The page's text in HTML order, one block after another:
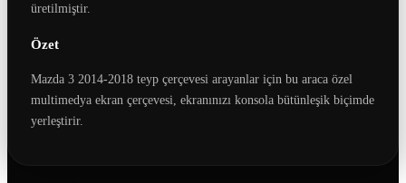
üretilmiştir.
Özet
Mazda 3 2014-2018 teyp çerçevesi arayanlar için bu araca özel
multimedya ekran çerçevesi, ekranınızı konsola bütünleşik biçimde
yerleştirir.